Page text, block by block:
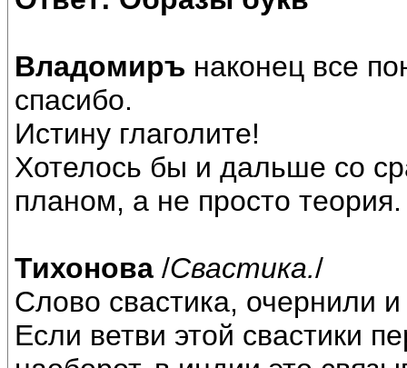
Владомиръ наконец все
спасибо.
Истину глаголите!
Хотелось бы и дальше со
планом, а не просто теория.
Тихонова /Свастика./
Слово свастика, очернили
Если ветви этой свастики